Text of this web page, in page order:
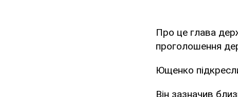
Про це глава
проголошення
Ющенко
Він зазначив